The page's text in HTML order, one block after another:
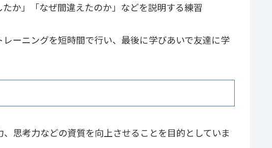
か」「なぜ間違えたのか」などを説明する練習
ーニングを短時間で行い、最後に学びあいで友達に学
思考力などの資質を向上させることを目的としていま